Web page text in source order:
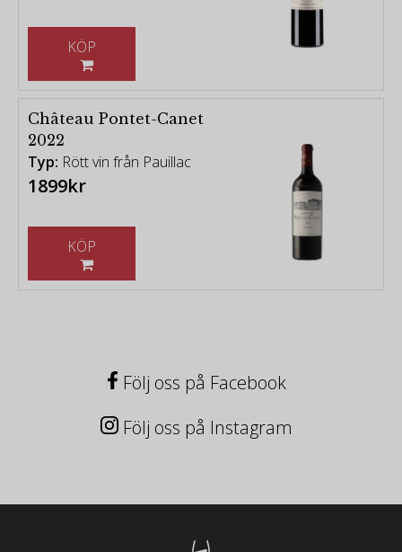
Château Pontet-Canet
2022
Typ: Rött vin från Pauillac
1899kr
Följ oss på Facebook
Följ oss på Instagram